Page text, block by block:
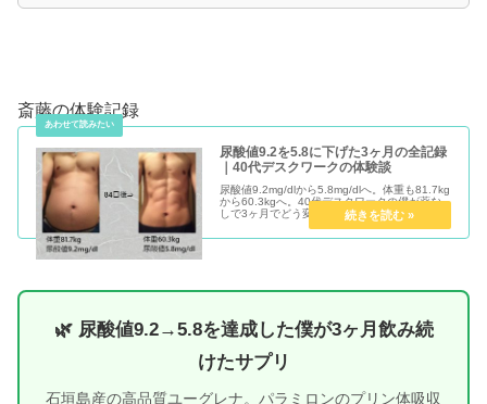
斎藤の体験記録
尿酸値9.2を5.8に下げた3ヶ月の全記録
｜40代デスクワークの体験談
尿酸値9.2mg/dlから5.8mg/dlへ。体重も81.7kg
から60.3kgへ。40代デスクワークの僕が薬な
しで3ヶ月でどう変わったか、月ごとの変化と
実践内容をすべて正直に公開します。
🌿 尿酸値9.2→5.8を達成した僕が3ヶ月飲み続
けたサプリ
石垣島産の高品質ユーグレナ。パラミロンのプリン体吸収